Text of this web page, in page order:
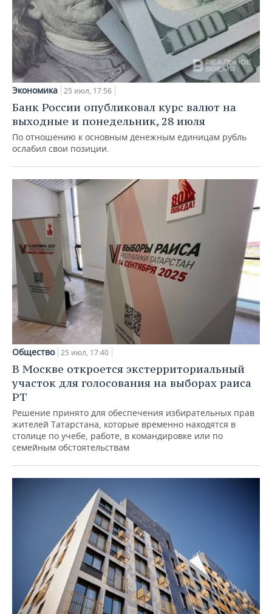
Экономика 25 июл, 17:56
Банк России опубликовал курс валют на
выходные и понедельник, 28 июля
По отношению к основным денежным единицам рубль
ослабил свои позиции.
Общество 25 июл, 17:40
В Москве откроется экстерриториальный
участок для голосования на выборах раиса
РТ
Решение принято для обеспечения избирательных прав
жителей Татарстана, которые временно находятся в
столице по учебе, работе, в командировке или по
семейным обстоятельствам